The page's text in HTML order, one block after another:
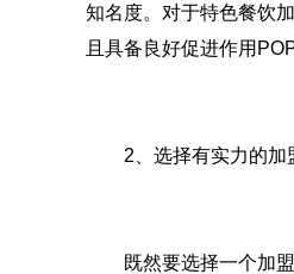
知名度。对于特色餐饮
且具备良好促进作用
2、选择有实力的加
既然要选择一个加盟